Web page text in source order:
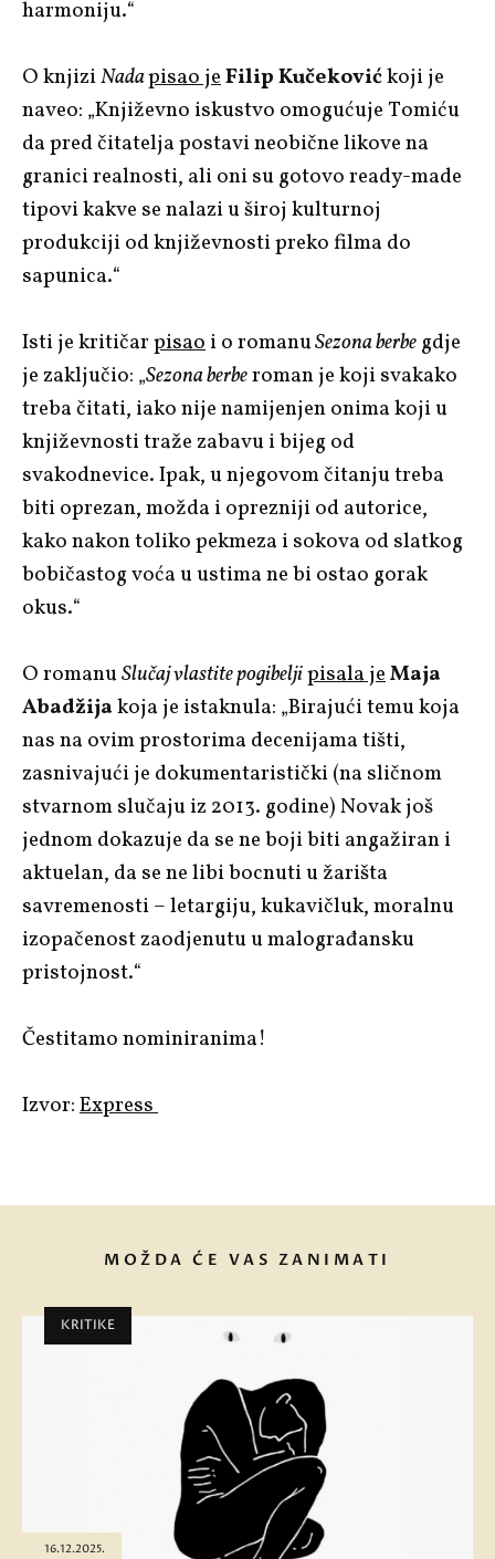
harmoniju.“
O knjiziNadapisao jeFilip Kučekovićkoji je
naveo: „Književno iskustvo omogućuje Tomiću
da pred čitatelja postavi neobične likove na
granici realnosti, ali oni su gotovo ready-made
tipovi kakve se nalazi u široj kulturnoj
produkciji od književnosti preko filma do
sapunica.“
Isti je kritičarpisaoi o romanuSezona berbegdje
je zaključio: „Sezona berberoman je koji svakako
treba čitati, iako nije namijenjen onima koji u
književnosti traže zabavu i bijeg od
svakodnevice. Ipak, u njegovom čitanju treba
biti oprezan, možda i oprezniji od autorice,
kako nakon toliko pekmeza i sokova od slatkog
bobičastog voća u ustima ne bi ostao gorak
okus.“
O romanuSlučaj vlastite pogibeljipisala jeMaja
Abadžijakoja je istaknula: „Birajući temu koja
nas na ovim prostorima decenijama tišti,
zasnivajući je dokumentaristički (na sličnom
stvarnom slučaju iz 2013. godine) Novak još
jednom dokazuje da se ne boji biti angažiran i
aktuelan, da se ne libi bocnuti u žarišta
savremenosti – letargiju, kukavičluk, moralnu
izopačenost zaodjenutu u malograđansku
pristojnost.“
Čestitamo nominiranima!
Izvor:Express
MOŽDA ĆE VAS ZANIMATI
KRITIKE
16.12.2025.